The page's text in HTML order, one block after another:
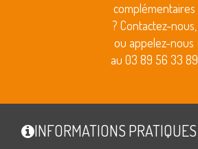
complémentaires
? Contactez-nous,
ou appelez-nous
au 03 89 56 33 89
INFORMATIONS PRATIQUES